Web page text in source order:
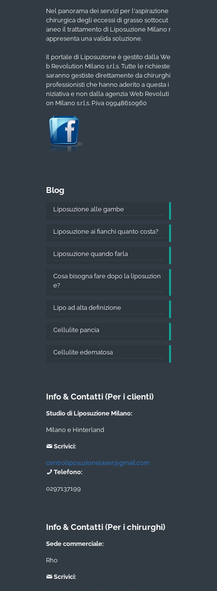
Nel panorama dei servizi per l'aspirazione
chirurgica degli eccessi di grasso sottocut
aneo il trattamento di Liposuzione Milano r
appresenta una valida soluzione.
Il portale di Liposuzione è gestito dalla We
b Revolution Milano s.r.l.s. Tutte le richieste
saranno gestiste direttamente da chirurghi
professionisti che hanno aderito a questa i
niziativa e non dalla agenzia Web Revoluti
on Milano s.r.l.s. P.iva 09948610960
Blog
Liposuzione alle gambe
Liposuzione ai fianchi quanto costa?
Liposuzione quando farla
Cosa bisogna fare dopo la liposuzion
e?
Lipo ad alta definizione
Cellulite pancia
Cellulite edematosa
Info & Contatti (Per i clienti)
Studio di Liposuzione Milano:
Milano e Hinterland
Scrivici:
centroliposuzionelaser@gmail.com
Telefono:
0297137199
Info & Contatti (Per i chirurghi)
Sede commerciale:
Rho
Scrivici: